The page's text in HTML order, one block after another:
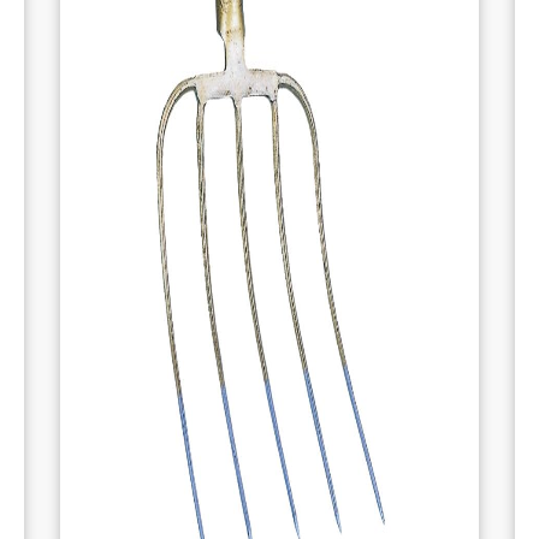
Polyvalence: Idéale pour différents types
de produits, comme les poudres, les
grains, ou les liquides.
Durabilité
: Fabriquée pour durer, cette
pelle est résistante aux produits
chimiques et aux impacts, ce qui la rend
fiable sur le long terme.
Gain de temps
: Son utilisation rapide et
efficace vous permet de travailler plus
rapidement tout en garantissant une
précision optimale.
Pourquoi choisir notre Pelle Doseuse ?
produit est la solution idéale pour les